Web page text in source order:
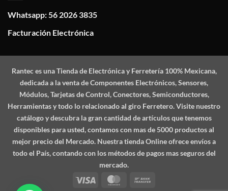
Whatsapp: 56 2026 3835
Facturación Electrónica
Ranteces una Tienda de Electrónica y Ferretería 100% Mexicana,
dedicada a la venta de Componentes Electrónicos, Sensores,
Módulos, Tarjetas de Control, Conectores, Semiconductores,
Herramientas y todo lo relacionado al giro Ferretero. Visite nuestro
catálogo y descubra la gran cantidad de artículos que tenemos
disponibles para usted, contamos con mas de 5000 productos al
mejor precio del Mercado. Nuestra tienda Online ofrece envíos a
todo el País, contando con los métodos de pagos mas seguros del
mercado.
Visa
MasterCard